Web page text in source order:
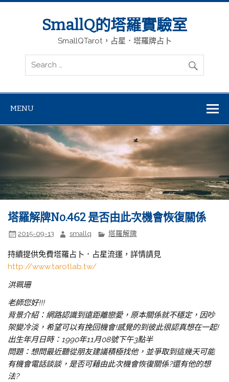
SmallQ的塔羅實驗室
SmallQTarot，占星．塔羅牌占卜
MENU
塔羅解牌No.462 是否由此次機會恢復關係
2015-09-13 smallq 塔羅解牌
持續提供免費塔羅占卜．占星流運，詳情請見
http://www.tarotlab.tw/
洪珮珊
老師您好!!!
背景介紹：網路認識到遠距離戀愛，原本關係就不穩定，因吵
架變冷淡，希望可以有挽回機會!感覺的到彼此很認真想在一起!
出生年月日時：1990年11月08號下午3點半
問題：想問最近聽從朋友建議積極找他，並爭取到這幾天可能
有機會電話談談，是否可藉由此次機會恢復關係?還有他的想
法?